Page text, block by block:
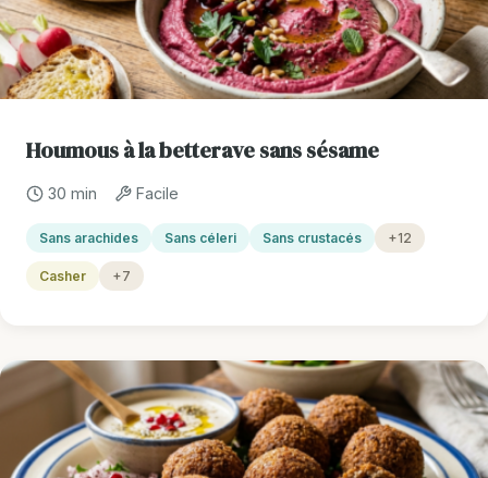
Houmous à la betterave sans sésame
30 min Facile
Sans arachides Sans céleri Sans crustacés +12
Casher +7